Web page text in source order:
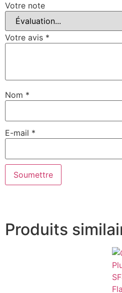
Votre note
Votre avis *
Nom *
E-mail *
Produits